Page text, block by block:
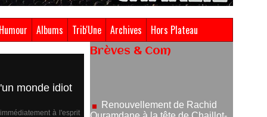
Humour Albums Trib'Une Archives Hors Plateau
monde idiot
à l'esprit
Brèves & Com
Nomination de Jérôme